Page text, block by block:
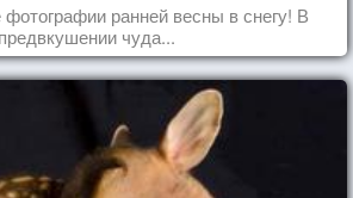
ранней весны в снегу! В
предвкушении чуда...